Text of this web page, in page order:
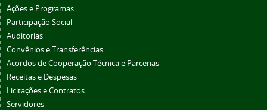
Ações e Programas
Participação Social
Auditorias
Convênios e Transferências
Acordos de Cooperação Técnica e Parcerias
Receitas e Despesas
Licitações e Contratos
Servidores